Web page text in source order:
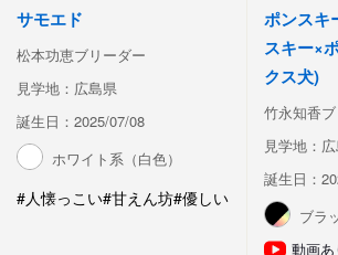
サモエド
松本功恵ブリーダー
見学地：広島県
誕生日：2025/07/08
ホワイト系（白色）
#人懐っこい#甘えん坊#優しい
ポンスキ
スキー×
クス犬)
竹永知香
見学地：
誕生日：
ブラ
動画あ